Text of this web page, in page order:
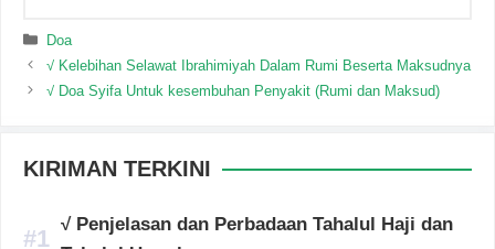
Categories
Doa
√ Kelebihan Selawat Ibrahimiyah Dalam Rumi Beserta Maksudnya
√ Doa Syifa Untuk kesembuhan Penyakit (Rumi dan Maksud)
KIRIMAN TERKINI
√ Penjelasan dan Perbadaan Tahalul Haji dan